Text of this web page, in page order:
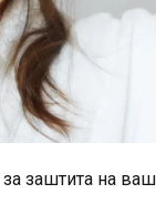
заштита на